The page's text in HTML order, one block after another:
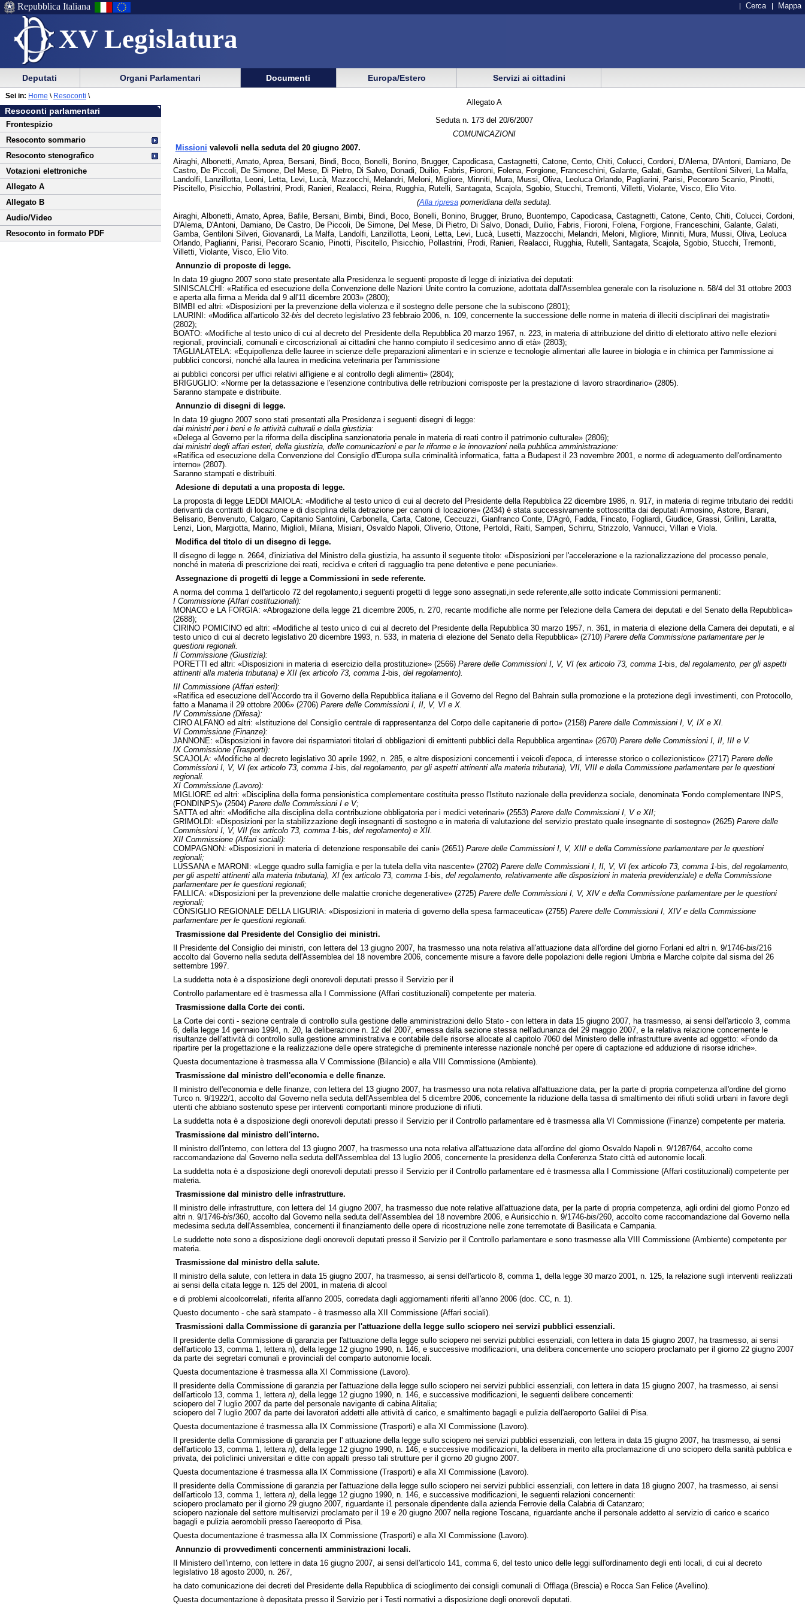
XV Legislatura
Menu
di
ausilio
alla
navigazione
Menu
di
navigazione
principale
Repubblica Italiana Cerca Mappa
Menu
di
navigazione
principale
menu
di
sezione
Deputati Organi Parlamentari Documenti Europa/Estero Servizi ai cittadini
Vai
al
contenuto
Resoconti parlamentari
Frontespizio
Resoconto sommario
Resoconto stenografico
Votazioni elettroniche
Allegato A
Allegato B
Audio/Video
Resoconto in formato PDF
Sei in: Home \ Resoconti \
Allegato A
Seduta n. 173 del 20/6/2007
COMUNICAZIONI
Missioni valevoli nella seduta del 20 giugno 2007.
Airaghi, Albonetti, Amato, Aprea, Bersani, Bindi, Boco, Bonelli, Bonino, Brugger, Capodicasa, Castagnetti, Catone, Cento, Chiti, Colucci, Cordoni, D'Alema, D'Antoni, Damiano, De
Castro, De Piccoli, De Simone, Del Mese, Di Pietro, Di Salvo, Donadi, Duilio, Fabris, Fioroni, Folena, Forgione, Franceschini, Galante, Galati, Gamba, Gentiloni Silveri, La Malfa,
Landolfi, Lanzillotta, Leoni, Letta, Levi, Lucà, Mazzocchi, Melandri, Meloni, Migliore, Minniti, Mura, Mussi, Oliva, Leoluca Orlando, Pagliarini, Parisi, Pecoraro Scanio, Pinotti,
Piscitello, Pisicchio, Pollastrini, Prodi, Ranieri, Realacci, Reina, Rugghia, Rutelli, Santagata, Scajola, Sgobio, Stucchi, Tremonti, Villetti, Violante, Visco, Elio Vito.
(Alla ripresapomeridiana della seduta).
Airaghi, Albonetti, Amato, Aprea, Bafile, Bersani, Bimbi, Bindi, Boco, Bonelli, Bonino, Brugger, Bruno, Buontempo, Capodicasa, Castagnetti, Catone, Cento, Chiti, Colucci, Cordoni,
D'Alema, D'Antoni, Damiano, De Castro, De Piccoli, De Simone, Del Mese, Di Pietro, Di Salvo, Donadi, Duilio, Fabris, Fioroni, Folena, Forgione, Franceschini, Galante, Galati,
Gamba, Gentiloni Silveri, Giovanardi, La Malfa, Landolfi, Lanzillotta, Leoni, Letta, Levi, Lucà, Lusetti, Mazzocchi, Melandri, Meloni, Migliore, Minniti, Mura, Mussi, Oliva, Leoluca
Orlando, Pagliarini, Parisi, Pecoraro Scanio, Pinotti, Piscitello, Pisicchio, Pollastrini, Prodi, Ranieri, Realacci, Rugghia, Rutelli, Santagata, Scajola, Sgobio, Stucchi, Tremonti,
Villetti, Violante, Visco, Elio Vito.
Annunzio di proposte di legge.
In data 19 giugno 2007 sono state presentate alla Presidenza le seguenti proposte di legge di iniziativa dei deputati:
SINISCALCHI: «Ratifica ed esecuzione della Convenzione delle Nazioni Unite contro la corruzione, adottata dall'Assemblea generale con la risoluzione n. 58/4 del 31 ottobre 2003
e aperta alla firma a Merida dal 9 all'11 dicembre 2003» (2800);
BIMBI ed altri: «Disposizioni per la prevenzione della violenza e il sostegno delle persone che la subiscono (2801);
LAURINI: «Modifica all'articolo 32-bis del decreto legislativo 23 febbraio 2006, n. 109, concernente la successione delle norme in materia di illeciti disciplinari dei magistrati»
(2802);
BOATO: «Modifiche al testo unico di cui al decreto del Presidente della Repubblica 20 marzo 1967, n. 223, in materia di attribuzione del diritto di elettorato attivo nelle elezioni
regionali, provinciali, comunali e circoscrizionali ai cittadini che hanno compiuto il sedicesimo anno di età» (2803);
TAGLIALATELA: «Equipollenza delle lauree in scienze delle preparazioni alimentari e in scienze e tecnologie alimentari alle lauree in biologia e in chimica per l'ammissione ai
pubblici concorsi, nonché alla laurea in medicina veterinaria per l'ammissione
ai pubblici concorsi per uffici relativi all'igiene e al controllo degli alimenti» (2804);
BRIGUGLIO: «Norme per la detassazione e l'esenzione contributiva delle retribuzioni corrisposte per la prestazione di lavoro straordinario» (2805).
Saranno stampate e distribuite.
Annunzio di disegni di legge.
In data 19 giugno 2007 sono stati presentati alla Presidenza i seguenti disegni di legge:
dai ministri per i beni e le attività culturali e della giustizia:
«Delega al Governo per la riforma della disciplina sanzionatoria penale in materia di reati contro il patrimonio culturale» (2806);
dai ministri degli affari esteri, della giustizia, delle comunicazioni e per le riforme e le innovazioni nella pubblica amministrazione:
«Ratifica ed esecuzione della Convenzione del Consiglio d'Europa sulla criminalità informatica, fatta a Budapest il 23 novembre 2001, e norme di adeguamento dell'ordinamento
interno» (2807).
Saranno stampati e distribuiti.
Adesione di deputati a una proposta di legge.
La proposta di legge LEDDI MAIOLA: «Modifiche al testo unico di cui al decreto del Presidente della Repubblica 22 dicembre 1986, n. 917, in materia di regime tributario dei redditi
derivanti da contratti di locazione e di disciplina della detrazione per canoni di locazione» (2434) è stata successivamente sottoscritta dai deputati Armosino, Astore, Barani,
Belisario, Benvenuto, Calgaro, Capitanio Santolini, Carbonella, Carta, Catone, Ceccuzzi, Gianfranco Conte, D'Agrò, Fadda, Fincato, Fogliardi, Giudice, Grassi, Grillini, Laratta,
Lenzi, Lion, Margiotta, Marino, Miglioli, Milana, Misiani, Osvaldo Napoli, Oliverio, Ottone, Pertoldi, Raiti, Samperi, Schirru, Strizzolo, Vannucci, Villari e Viola.
Modifica del titolo di un disegno di legge.
Il disegno di legge n. 2664, d'iniziativa del Ministro della giustizia, ha assunto il seguente titolo: «Disposizioni per l'accelerazione e la razionalizzazione del processo penale,
nonché in materia di prescrizione dei reati, recidiva e criteri di ragguaglio tra pene detentive e pene pecuniarie».
Assegnazione di progetti di legge a Commissioni in sede referente.
A norma del comma 1 dell'articolo 72 del regolamento,i seguenti progetti di legge sono assegnati,in sede referente,alle sotto indicate Commissioni permanenti:
I Commissione (Affari costituzionali):
MONACO e LA FORGIA: «Abrogazione della legge 21 dicembre 2005, n. 270, recante modifiche alle norme per l'elezione della Camera dei deputati e del Senato della Repubblica»
(2688);
CIRINO POMICINO ed altri: «Modifiche al testo unico di cui al decreto del Presidente della Repubblica 30 marzo 1957, n. 361, in materia di elezione della Camera dei deputati, e al
testo unico di cui al decreto legislativo 20 dicembre 1993, n. 533, in materia di elezione del Senato della Repubblica» (2710) Parere della Commissione parlamentare per le
questioni regionali.
II Commissione (Giustizia):
PORETTI ed altri: «Disposizioni in materia di esercizio della prostituzione» (2566) Parere delle Commissioni I, V, VI (ex articolo 73, comma 1-bis, del regolamento, per gli aspetti
attinenti alla materia tributaria) e XII (ex articolo 73, comma 1-bis, del regolamento).
III Commissione (Affari esteri):
«Ratifica ed esecuzione dell'Accordo tra il Governo della Repubblica italiana e il Governo del Regno del Bahrain sulla promozione e la protezione degli investimenti, con Protocollo,
fatto a Manama il 29 ottobre 2006» (2706) Parere delle Commissioni I, II, V, VI e X.
IV Commissione (Difesa):
CIRO ALFANO ed altri: «Istituzione del Consiglio centrale di rappresentanza del Corpo delle capitanerie di porto» (2158) Parere delle Commissioni I, V, IX e XI.
VI Commissione (Finanze):
JANNONE: «Disposizioni in favore dei risparmiatori titolari di obbligazioni di emittenti pubblici della Repubblica argentina» (2670) Parere delle Commissioni I, II, III e V.
IX Commissione (Trasporti):
SCAJOLA: «Modifiche al decreto legislativo 30 aprile 1992, n. 285, e altre disposizioni concernenti i veicoli d'epoca, di interesse storico o collezionistico» (2717) Parere delle
Commissioni I, V, VI (ex articolo 73, comma 1-bis, del regolamento, per gli aspetti attinenti alla materia tributaria), VII, VIII e della Commissione parlamentare per le questioni
regionali.
XI Commissione (Lavoro):
MIGLIORE ed altri: «Disciplina della forma pensionistica complementare costituita presso l'Istituto nazionale della previdenza sociale, denominata 'Fondo complementare INPS,
(FONDINPS)» (2504) Parere delle Commissioni I e V;
SATTA ed altri: «Modifiche alla disciplina della contribuzione obbligatoria per i medici veterinari» (2553) Parere delle Commissioni I, V e XII;
GRIMOLDI: «Disposizioni per la stabilizzazione degli insegnanti di sostegno e in materia di valutazione del servizio prestato quale insegnante di sostegno» (2625) Parere delle
Commissioni I, V, VII (ex articolo 73, comma 1-bis, del regolamento) e XII.
XII Commissione (Affari sociali):
COMPAGNON: «Disposizioni in materia di detenzione responsabile dei cani» (2651) Parere delle Commissioni I, V, XIII e della Commissione parlamentare per le questioni
regionali;
LUSSANA e MARONI: «Legge quadro sulla famiglia e per la tutela della vita nascente» (2702) Parere delle Commissioni I, II, V, VI (ex articolo 73, comma 1-bis, del regolamento,
per gli aspetti attinenti alla materia tributaria), XI (ex articolo 73, comma 1-bis, del regolamento, relativamente alle disposizioni in materia previdenziale) e della Commissione
parlamentare per le questioni regionali;
FALLICA: «Disposizioni per la prevenzione delle malattie croniche degenerative» (2725) Parere delle Commissioni I, V, XIV e della Commissione parlamentare per le questioni
regionali;
CONSIGLIO REGIONALE DELLA LIGURIA: «Disposizioni in materia di governo della spesa farmaceutica» (2755) Parere delle Commissioni I, XIV e della Commissione
parlamentare per le questioni regionali.
Trasmissione dal Presidente del Consiglio dei ministri.
Il Presidente del Consiglio dei ministri, con lettera del 13 giugno 2007, ha trasmesso una nota relativa all'attuazione data all'ordine del giorno Forlani ed altri n. 9/1746-bis/216
accolto dal Governo nella seduta dell'Assemblea del 18 novembre 2006, concernente misure a favore delle popolazioni delle regioni Umbria e Marche colpite dal sisma del 26
settembre 1997.
La suddetta nota è a disposizione degli onorevoli deputati presso il Servizio per il
Controllo parlamentare ed è trasmessa alla I Commissione (Affari costituzionali) competente per materia.
Trasmissione dalla Corte dei conti.
La Corte dei conti - sezione centrale di controllo sulla gestione delle amministrazioni dello Stato - con lettera in data 15 giugno 2007, ha trasmesso, ai sensi dell'articolo 3, comma
6, della legge 14 gennaio 1994, n. 20, la deliberazione n. 12 del 2007, emessa dalla sezione stessa nell'adunanza del 29 maggio 2007, e la relativa relazione concernente le
risultanze dell'attività di controllo sulla gestione amministrativa e contabile delle risorse allocate al capitolo 7060 del Ministero delle infrastrutture avente ad oggetto: «Fondo da
ripartire per la progettazione e la realizzazione delle opere strategiche di preminente interesse nazionale nonché per opere di captazione ed adduzione di risorse idriche».
Questa documentazione è trasmessa alla V Commissione (Bilancio) e alla VIII Commissione (Ambiente).
Trasmissione dal ministro dell'economia e delle finanze.
Il ministro dell'economia e delle finanze, con lettera del 13 giugno 2007, ha trasmesso una nota relativa all'attuazione data, per la parte di propria competenza all'ordine del giorno
Turco n. 9/1922/1, accolto dal Governo nella seduta dell'Assemblea del 5 dicembre 2006, concernente la riduzione della tassa di smaltimento dei rifiuti solidi urbani in favore degli
utenti che abbiano sostenuto spese per interventi comportanti minore produzione di rifiuti.
La suddetta nota è a disposizione degli onorevoli deputati presso il Servizio per il Controllo parlamentare ed è trasmessa alla VI Commissione (Finanze) competente per materia.
Trasmissione dal ministro dell'interno.
Il ministro dell'interno, con lettera del 13 giugno 2007, ha trasmesso una nota relativa all'attuazione data all'ordine del giorno Osvaldo Napoli n. 9/1287/64, accolto come
raccomandazione dal Governo nella seduta dell'Assemblea del 13 luglio 2006, concernente la presidenza della Conferenza Stato città ed autonomie locali.
La suddetta nota è a disposizione degli onorevoli deputati presso il Servizio per il Controllo parlamentare ed è trasmessa alla I Commissione (Affari costituzionali) competente per
materia.
Trasmissione dal ministro delle infrastrutture.
Il ministro delle infrastrutture, con lettera del 14 giugno 2007, ha trasmesso due note relative all'attuazione data, per la parte di propria competenza, agli ordini del giorno Ponzo ed
altri n. 9/1746-bis/360, accolto dal Governo nella seduta dell'Assemblea del 18 novembre 2006, e Aurisicchio n. 9/1746-bis/260, accolto come raccomandazione dal Governo nella
medesima seduta dell'Assemblea, concernenti il finanziamento delle opere di ricostruzione nelle zone terremotate di Basilicata e Campania.
Le suddette note sono a disposizione degli onorevoli deputati presso il Servizio per il Controllo parlamentare e sono trasmesse alla VIII Commissione (Ambiente) competente per
materia.
Trasmissione dal ministro della salute.
Il ministro della salute, con lettera in data 15 giugno 2007, ha trasmesso, ai sensi dell'articolo 8, comma 1, della legge 30 marzo 2001, n. 125, la relazione sugli interventi realizzati
ai sensi della citata legge n. 125 del 2001, in materia di alcool
e di problemi alcoolcorrelati, riferita all'anno 2005, corredata dagli aggiornamenti riferiti all'anno 2006 (doc. CC, n. 1).
Questo documento - che sarà stampato - è trasmesso alla XII Commissione (Affari sociali).
Trasmissioni dalla Commissione di garanzia per l'attuazione della legge sullo sciopero nei servizi pubblici essenziali.
Il presidente della Commissione di garanzia per l'attuazione della legge sullo sciopero nei servizi pubblici essenziali, con lettera in data 15 giugno 2007, ha trasmesso, ai sensi
dell'articolo 13, comma 1, lettera n), della legge 12 giugno 1990, n. 146, e successive modificazioni, una delibera concernente uno sciopero proclamato per il giorno 22 giugno 2007
da parte dei segretari comunali e provinciali del comparto autonomie locali.
Questa documentazione è trasmessa alla XI Commissione (Lavoro).
Il presidente della Commissione di garanzia per l'attuazione della legge sullo sciopero nei servizi pubblici essenziali, con lettera in data 15 giugno 2007, ha trasmesso, ai sensi
dell'articolo 13, comma 1, lettera n), della legge 12 giugno 1990, n. 146, e successive modificazioni, le seguenti delibere concernenti:
sciopero del 7 luglio 2007 da parte del personale navigante di cabina Alitalia;
sciopero del 7 luglio 2007 da parte dei lavoratori addetti alle attività di carico, e smaltimento bagagli e pulizia dell'aeroporto Galilei di Pisa.
Questa documentazione é trasmessa alla IX Commissione (Trasporti) e alla XI Commissione (Lavoro).
Il presidente della Commissione di garanzia per l' attuazione della legge sullo sciopero nei servizi pubblici essenziali, con lettera in data 15 giugno 2007, ha trasmesso, ai sensi
dell'articolo 13, comma 1, lettera n), della legge 12 giugno 1990, n. 146, e successive modificazioni, la delibera in merito alla proclamazione dì uno sciopero della sanità pubblica e
privata, dei policlinici universitari e ditte con appalti presso tali strutture per il giorno 20 giugno 2007.
Questa documentazione é trasmessa alla IX Commissione (Trasporti) e alla XI Commissione (Lavoro).
Il presidente della Commissione di garanzia per l'attuazione della legge sullo sciopero nei servizi pubblici essenziali, con lettere in data 18 giugno 2007, ha trasmesso, ai sensi
dell'articolo 13, comma 1, lettera n), della legge 12 giugno 1990, n. 146, e successive modificazioni, le seguenti relazioni concernenti:
sciopero proclamato per il giorno 29 giugno 2007, riguardante i1 personale dipendente dalla azienda Ferrovie della Calabria di Catanzaro;
sciopero nazionale del settore multiservizi proclamato per il 19 e 20 giugno 2007 nella regione Toscana, riguardante anche il personale addetto al servizio di carico e scarico
bagagli e pulizia aeromobili presso l'aereoporto di Pisa.
Questa documentazione é trasmessa alla IX Commissione (Trasporti) e alla XI Commissione (Lavoro).
Annunzio di provvedimenti concernenti amministrazioni locali.
Il Ministero dell'interno, con lettere in data 16 giugno 2007, ai sensi dell'articolo 141, comma 6, del testo unico delle leggi sull'ordinamento degli enti locali, di cui al decreto
legislativo 18 agosto 2000, n. 267,
ha dato comunicazione dei decreti del Presidente della Repubblica di scioglimento dei consigli comunali di Offlaga (Brescia) e Rocca San Felice (Avellino).
Questa documentazione è depositata presso il Servizio per i Testi normativi a disposizione degli onorevoli deputati.